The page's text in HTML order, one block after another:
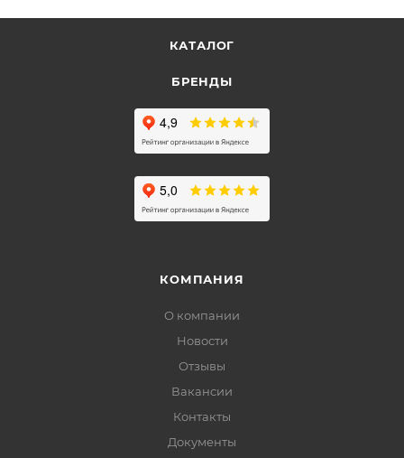
КАТАЛОГ
БРЕНДЫ
КОМПАНИЯ
О компании
Новости
Отзывы
Вакансии
Контакты
Документы